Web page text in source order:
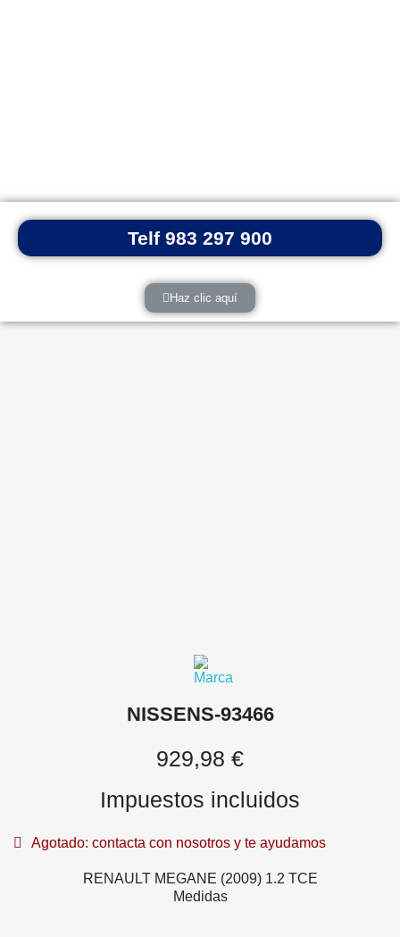
Telf 983 297 900
Haz clic aquí
NISSENS-93466
929,98 €
Impuestos incluidos
Agotado: contacta con nosotros y te ayudamos
RENAULT MEGANE (2009) 1.2 TCE
Medidas